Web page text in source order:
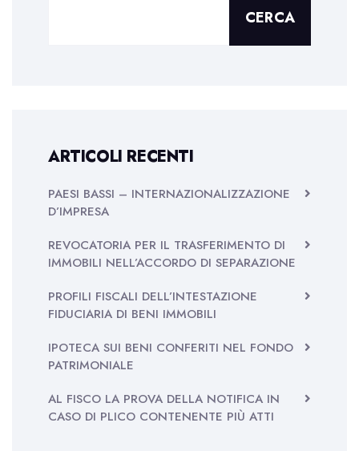
CERCA
ARTICOLI RECENTI
PAESI BASSI – INTERNAZIONALIZZAZIONE
D’IMPRESA
REVOCATORIA PER IL TRASFERIMENTO DI
IMMOBILI NELL’ACCORDO DI SEPARAZIONE
PROFILI FISCALI DELL’INTESTAZIONE
FIDUCIARIA DI BENI IMMOBILI
IPOTECA SUI BENI CONFERITI NEL FONDO
PATRIMONIALE
AL FISCO LA PROVA DELLA NOTIFICA IN
CASO DI PLICO CONTENENTE PIÙ ATTI